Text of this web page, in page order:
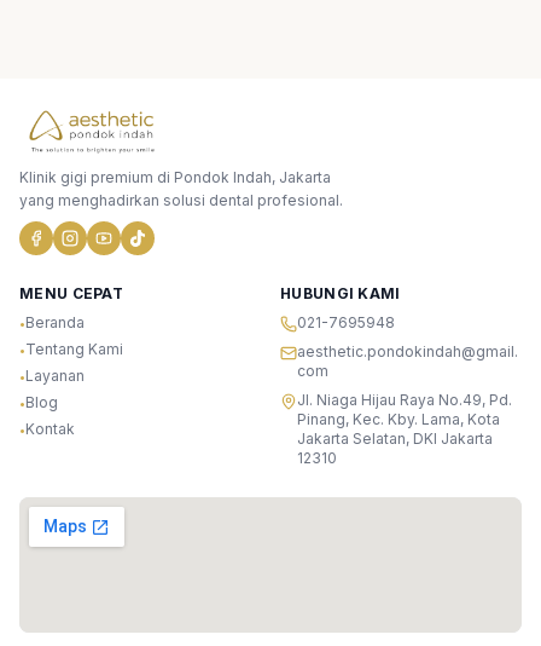
Klinik gigi premium di Pondok Indah, Jakarta
yang menghadirkan solusi dental profesional.
MENU CEPAT
•Beranda
•Tentang Kami
•Layanan
•Blog
•Kontak
HUBUNGI KAMI
021-7695948
aesthetic.pondokindah@gmail.
com
Jl. Niaga Hijau Raya No.49, Pd.
Pinang, Kec. Kby. Lama, Kota
Jakarta Selatan, DKI Jakarta
12310